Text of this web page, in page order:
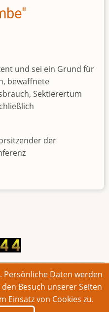
und sei ein Grund für
bewaffnete
Sektierertum
der
Rechte vorbehalten.
Persönliche Daten werden
Besuch unserer Seiten
Einsatz von Cookies zu.